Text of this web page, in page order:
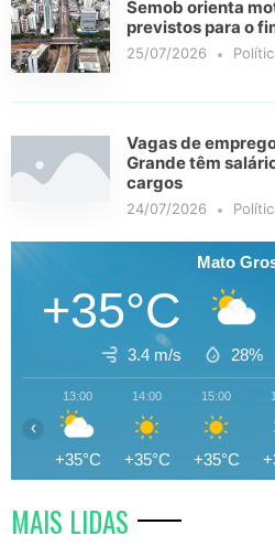
Semob orienta
previstos para o
25/07/2026
Vagas de
Grande têm
cargos
24/07/2026
Mato
+35°C
3.4 m/s 28%
13:00
+35°C
14:00
+35°C
15:00
+35°C
‹
MAIS LIDAS